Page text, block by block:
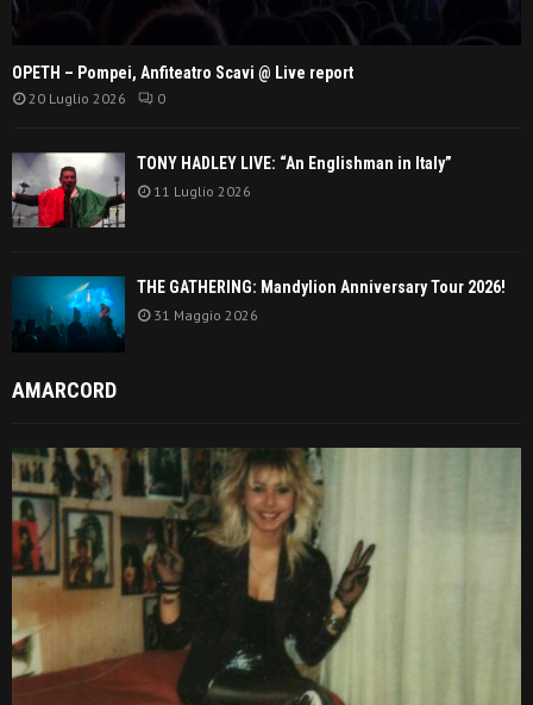
OPETH – Pompei, Anfiteatro Scavi @ Live report
20 Luglio 2026 0
TONY HADLEY LIVE: “An Englishman in Italy”
11 Luglio 2026
THE GATHERING: Mandylion Anniversary Tour 2026!
31 Maggio 2026
AMARCORD